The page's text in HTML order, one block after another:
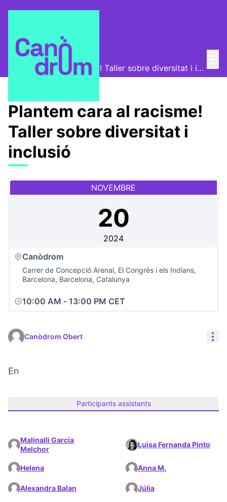
Canòdrom Obert
Plantem cara al racisme! Taller sobre diversitat i inclusió
Plantem cara al racisme!
Taller sobre diversitat i
inclusió
NOVEMBRE
20
2024
Canòdrom
Carrer de Concepció Arenal, El Congrés i els Indians,
Barcelona, Barcelona, Catalunya
10:00 AM - 13:00 PM CET
Canòdrom Obert
En
Participants assistents
Malinalli García
Melchor
Luisa Fernanda Pinto
Helena Anna M.
Alexandra Balan Júlia